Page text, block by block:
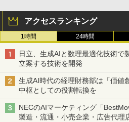
アクセスランキング
1時間 24時間
日立、生成AIと数理最適化技術で
立案する技術を開発
生成AI時代の経理財務部は「価
中枢としての役割転換を
NECのAIマーケティング「
製造・流通・小売企業・広告代理